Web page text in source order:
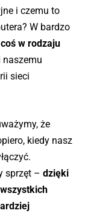
i czemu to
W bardzo
w rodzaju
naszemu
sieci
że
kiedy nasz
sprzęt – dzięki